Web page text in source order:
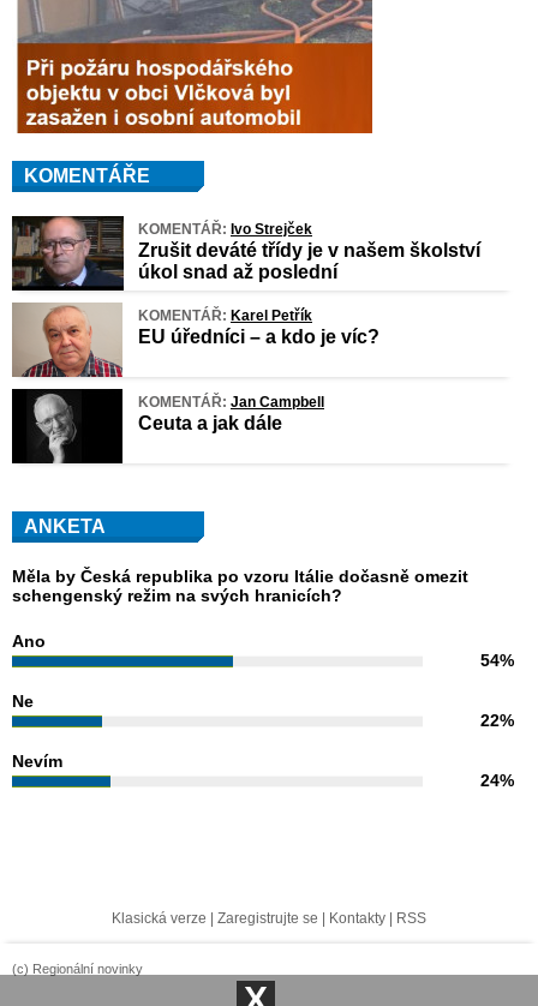
KOMENTÁŘE
KOMENTÁŘ: Ivo Strejček
Zrušit deváté třídy je v našem školství
úkol snad až poslední
KOMENTÁŘ: Karel Petřík
EU úředníci – a kdo je víc?
KOMENTÁŘ: Jan Campbell
Ceuta a jak dále
ANKETA
Měla by Česká republika po vzoru Itálie dočasně omezit
schengenský režim na svých hranicích?
Ano
54%
Ne
22%
Nevím
24%
Klasická verze Zaregistrujte se Kontakty RSS
(c) Regionální novinky